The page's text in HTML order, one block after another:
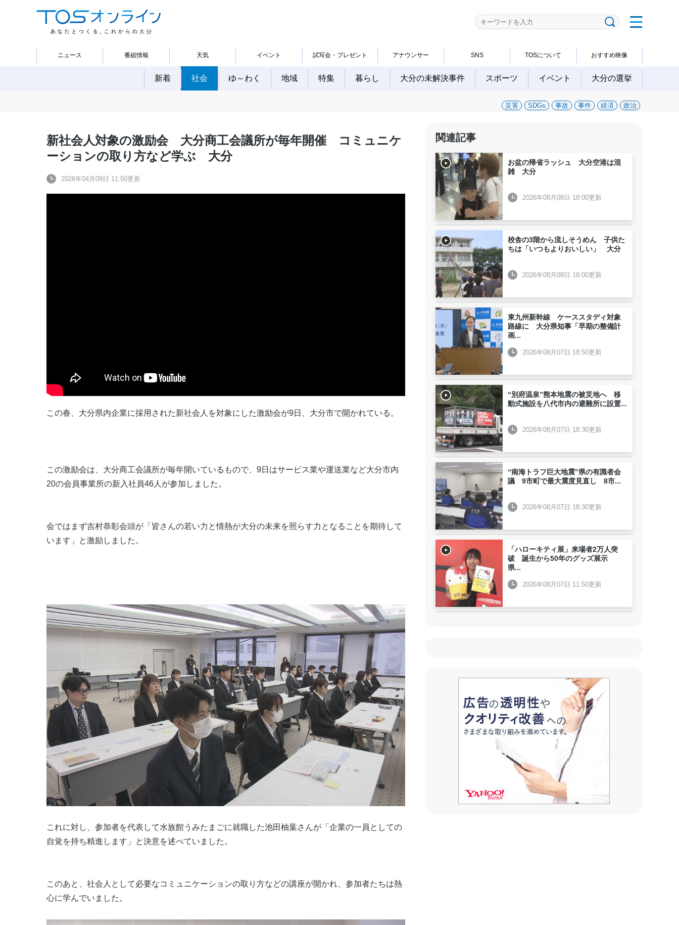
ニュース 番組情報 天気 イベント 試写会・プレゼント アナウンサー SNS TOSについて おすすめ映像
新着 社会 ゆ～わく 地域 特集 暮らし 大分の未解決事件 スポーツ イベント 大分の選挙
災害 SDGs 事故 事件 経済 政治
新社会人対象の激励会 大分商工会議所が毎年開催 コミュニケ
ーションの取り方など学ぶ 大分
2026年04月09日 11:50更新
この春、大分県内企業に採用された新社会人を対象にした激励会が9日、大分市で開かれている。
この激励会は、大分商工会議所が毎年開いているもので、9日はサービス業や運送業など大分市内
20の会員事業所の新入社員46人が参加しました。
会ではまず吉村恭彰会頭が「皆さんの若い力と情熱が大分の未来を照らす力となることを期待して
います」と激励しました。
これに対し、参加者を代表して水族館うみたまごに就職した池田柚葉さんが「企業の一員としての
自覚を持ち精進します」と決意を述べていました。
このあと、社会人として必要なコミュニケーションの取り方などの講座が開かれ、参加者たちは熱
心に学んでいました。
関連記事
お盆の帰省ラッシュ 大分空港は混
雑 大分
2026年08月08日 18:00更新
校舎の3階から流しそうめん 子供た
ちは「いつもよりおいしい」 大分
2026年08月08日 18:00更新
東九州新幹線 ケーススタディ対象
路線に 大分県知事「早期の整備計
画...
2026年08月07日 18:50更新
“別府温泉”熊本地震の被災地へ 移
動式施設を八代市内の避難所に設置...
2026年08月07日 18:30更新
“南海トラフ巨大地震”県の有識者会
議 9市町で最大震度見直し 8市...
2026年08月07日 18:30更新
「ハローキティ展」来場者2万人突
破 誕生から50年のグッズ展示
県...
2026年08月07日 11:50更新